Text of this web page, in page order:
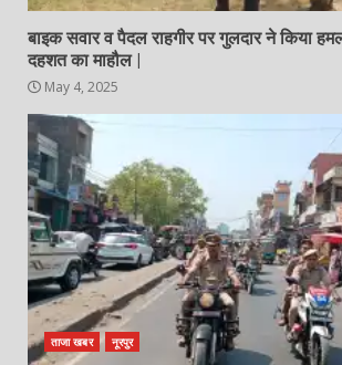
बाइक सवार व पैदल राहगीर पर गुलदार ने किया
दहशत का माहौल |
May 4, 2025
ताजा खबर नूरपुर